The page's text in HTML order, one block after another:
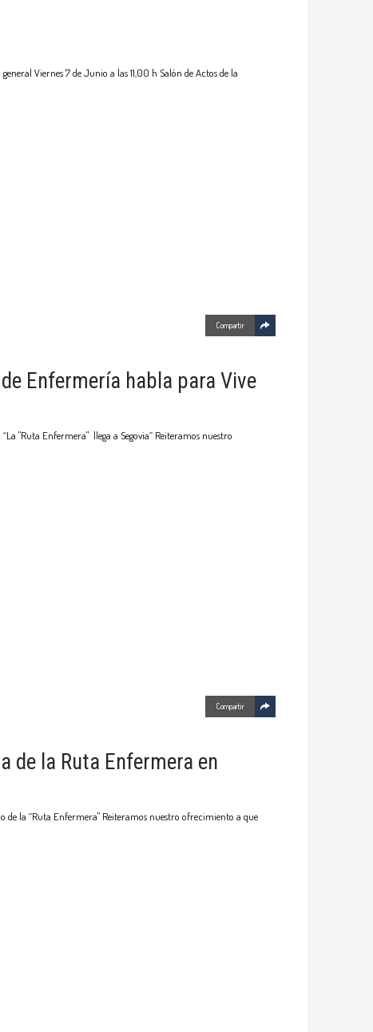
Viernes 7 de Junio a las 11,00 h Salón de Actos de la
Compartir
Enfermería habla para Vive
"Ruta Enfermera" llega a Segovia” Reiteramos nuestro
Compartir
de la Ruta Enfermera en
de la “Ruta Enfermera" Reiteramos nuestro ofrecimiento a que